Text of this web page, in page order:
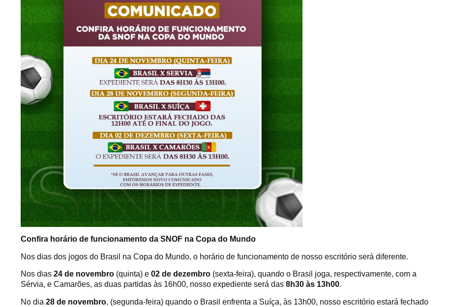
Confira horário de funcionamento da SNOF na Copa do Mundo
Nos dias dos jogos do Brasil na Copa do Mundo, o horário de funcionamento de nosso escritório será diferente.
Nos dias 24 de novembro (quinta) e 02 de dezembro (sexta-feira), quando o Brasil joga, respectivamente, com a
Sérvia, e Camarões, as duas partidas às 16h00, nosso expediente será das 8h30 às 13h00.
No dia 28 de novembro, (segunda-feira) quando o Brasil enfrenta a Suíça, às 13h00, nosso escritório estará fechado